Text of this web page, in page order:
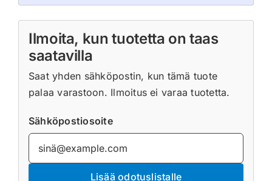
Ilmoita, kun tuotetta on taas
saatavilla
Saat yhden sähköpostin, kun tämä tuote
palaa varastoon. Ilmoitus ei varaa tuotetta.
Sähköpostiosoite
Lisää odotuslistalle